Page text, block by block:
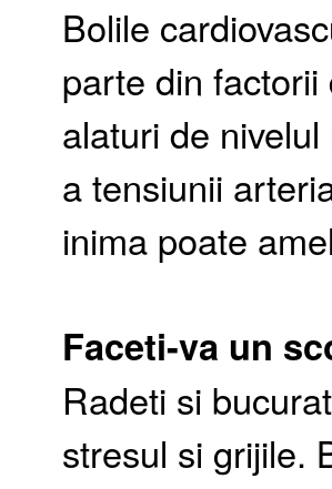
Bolile
parte din
alaturi de
a tensiunii
inima poate
Faceti-va un
Radeti si
stresul si grijile.